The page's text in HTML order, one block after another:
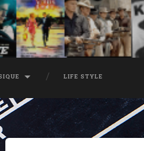
LIFE STYLE